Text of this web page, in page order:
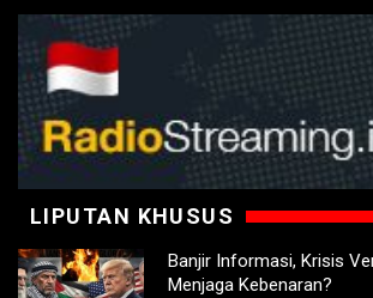
LIPUTAN KHUSUS
Banjir Informasi, Krisis
Menjaga Kebenaran?